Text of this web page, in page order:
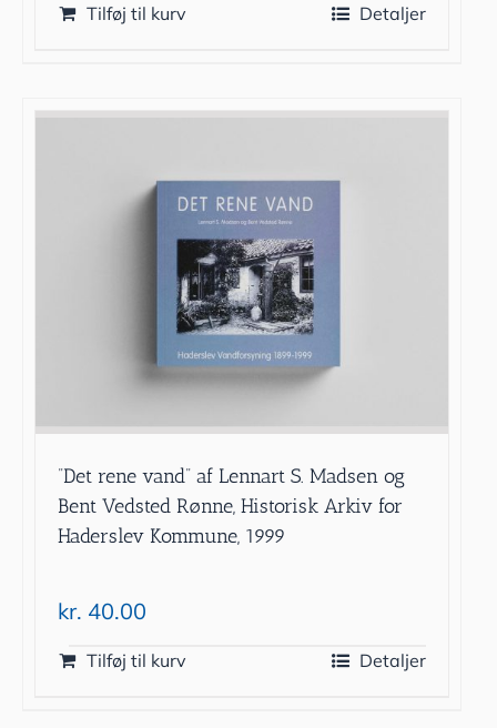
Tilføj til kurv Detaljer
”Det rene vand” af Lennart S. Madsen og
Bent Vedsted Rønne, Historisk Arkiv for
Haderslev Kommune, 1999
kr. 40.00
Tilføj til kurv Detaljer